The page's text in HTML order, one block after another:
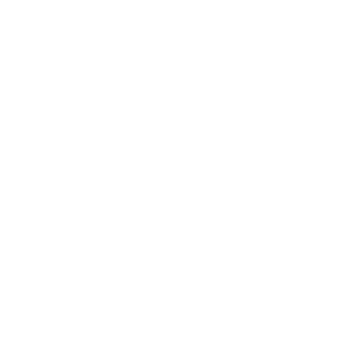
V hoteli sa nachádza recepcia (prihlásenie je možné od
sa stará reštaurácia (klimatizovaná) a snack bar. Wi-Fi môže
kúpeľne. Upratovanie izieb je zadarmo. Služba prania bielizne
služby sú závislé od ročného obdobia a od miestnych